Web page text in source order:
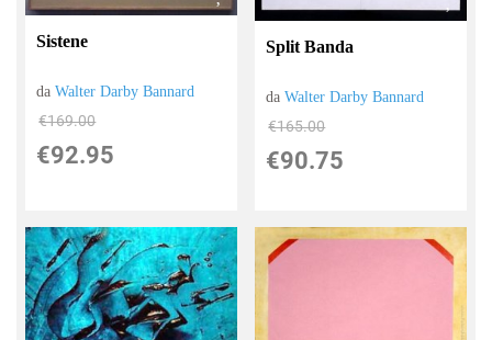
Sistene
daWalter Darby Bannard
€169.00
€92.95
Split Banda
daWalter Darby Bannard
€165.00
€90.75